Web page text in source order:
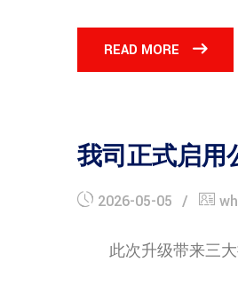
READ MORE
我司正式启用
2026-05-05
此次升级带来三大